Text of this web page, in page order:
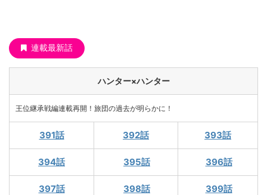
連載最新話
ハンター×ハンター
王位継承戦編連載再開！旅団の過去が明らかに！
391話 392話 393話
394話 395話 396話
397話 398話 399話